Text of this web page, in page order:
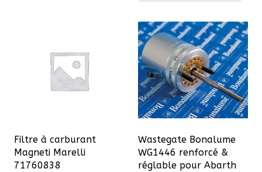
Les
Filtre à carburant
Magneti Marelli
71760838
Wastegate Bonalume
WG1446 renforcé &
réglable pour Abarth